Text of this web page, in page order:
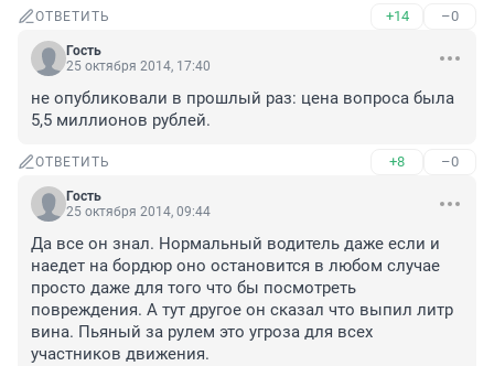
ОТВЕТИТЬ +14 –0
Гость
25 октября 2014, 17:40
не опубликовали в прошлый раз: цена вопроса была
5,5 миллионов рублей.
ОТВЕТИТЬ +8 –0
Гость
25 октября 2014, 09:44
Да все он знал. Нормальный водитель даже если и
наедет на бордюр оно остановится в любом случае
просто даже для того что бы посмотреть
повреждения. А тут другое он сказал что выпил литр
вина. Пьяный за рулем это угроза для всех
участников движения.